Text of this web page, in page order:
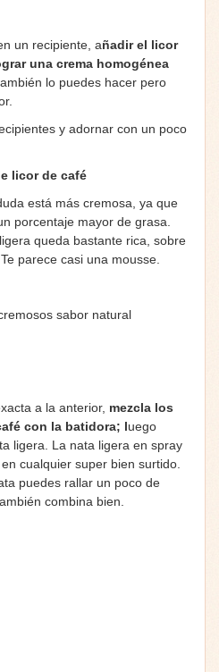
un recipiente, añadir el licor
una crema homogénea
lo puedes hacer pero
y adornar con un poco
licor de café
está más cremosa, ya que
porcentaje mayor de grasa.
queda bastante rica, sobre
parece casi una mousse.
sabor natural
a la anterior, mezcla los
con la batidora; luego
ligera. La nata ligera en spray
cualquier super bien surtido.
puedes rallar un poco de
combina bien.